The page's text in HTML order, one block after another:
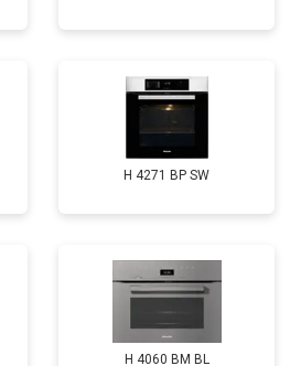
H 4271 BP SW
H 4060 BM BL